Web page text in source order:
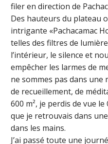
filer en direction de
Des hauteurs du plateau
intrigante «Pachacamac
telles des filtres de
l’intérieur, le silence et
empêcher les larmes de
ne sommes pas dans une
de recueillement, de
600 m², je perdis de vue
que je retrouvais dans
dans les mains.
J’ai passé toute une